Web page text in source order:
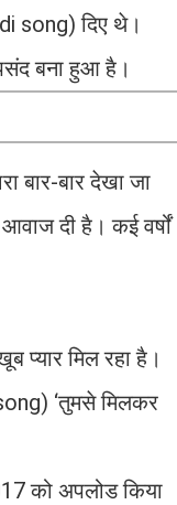
song) दिए थे।
बना हुआ है।
बार-बार देखा जा
दी है। कई वर्षों
प्यार मिल रहा है।
‘तुमसे मिलकर
को अपलोड किया